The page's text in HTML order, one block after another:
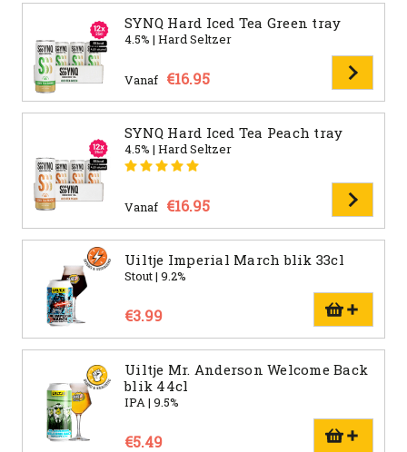
SYNQ Hard Iced Tea Green tray
4.5% | Hard Seltzer
Vanaf €16.95
SYNQ Hard Iced Tea Peach tray
4.5% | Hard Seltzer
Vanaf €16.95
Uiltje Imperial March blik 33cl
Stout | 9.2%
€3.99
Uiltje Mr. Anderson Welcome Back
blik 44cl
IPA | 9.5%
€5.49